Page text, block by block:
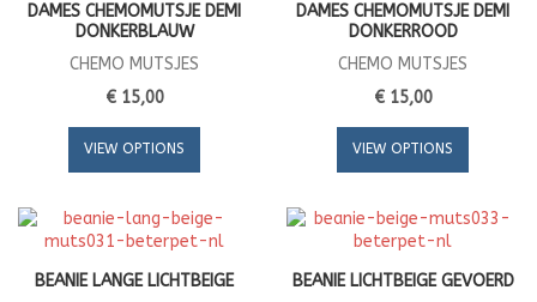
DAMES CHEMOMUTSJE DEMI
DONKERBLAUW
CHEMO MUTSJES
€ 15,00
VIEW OPTIONS
DAMES CHEMOMUTSJE DEMI
DONKERROOD
CHEMO MUTSJES
€ 15,00
VIEW OPTIONS
BEANIE LANGE LICHTBEIGE
BEANIE LICHTBEIGE GEVOERD